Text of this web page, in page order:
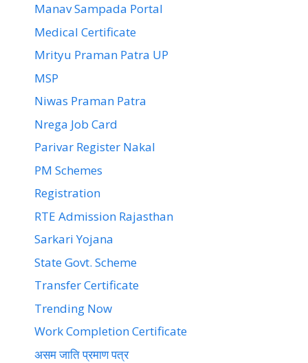
Manav Sampada Portal
Medical Certificate
Mrityu Praman Patra UP
MSP
Niwas Praman Patra
Nrega Job Card
Parivar Register Nakal
PM Schemes
Registration
RTE Admission Rajasthan
Sarkari Yojana
State Govt. Scheme
Transfer Certificate
Trending Now
Work Completion Certificate
असम जाति प्रमाण पत्र